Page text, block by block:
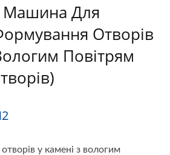
Машина Для
Отворів
Повітрям
у камені з вологим